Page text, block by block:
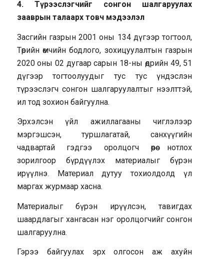
4. Түрээслэгчийг сонгон шалгаруулах
зааврын талаарх товч мэдээлэл
Засгийн газрын 2001 оны 134 дүгээр тогтоол,
Төрийн өмчийн бодлого, зохицуулалтын газрын
2020 оны 02 дугаар сарын 18-ны өдрийн 49, 51
дүгээр тогтоолуудыг тус тус үндэслэн
түрээслэгч сонгон шалгаруулалтыг нээлттэй,
ил тод зохион байгуулна.
Эрхэлсэн үйл ажиллагааны чиглэлээр
мэргэшсэн, туршлагатай, санхүүгийн
чадвартай гэдгээ оролцогч өөрөө нотлох
зорилгоор бүрдүүлэх материалыг бүрэн
ирүүлнэ. Материал дутуу тохиолдолд үл
маргах журмаар хасна.
Материалыг бүрэн ирүүлсэн, тавигдах
шаардлагыг хангасан нэг оролцогчийг сонгон
шалгаруулна.
Гэрээ байгуулах эрх олгосон аж ахуйн